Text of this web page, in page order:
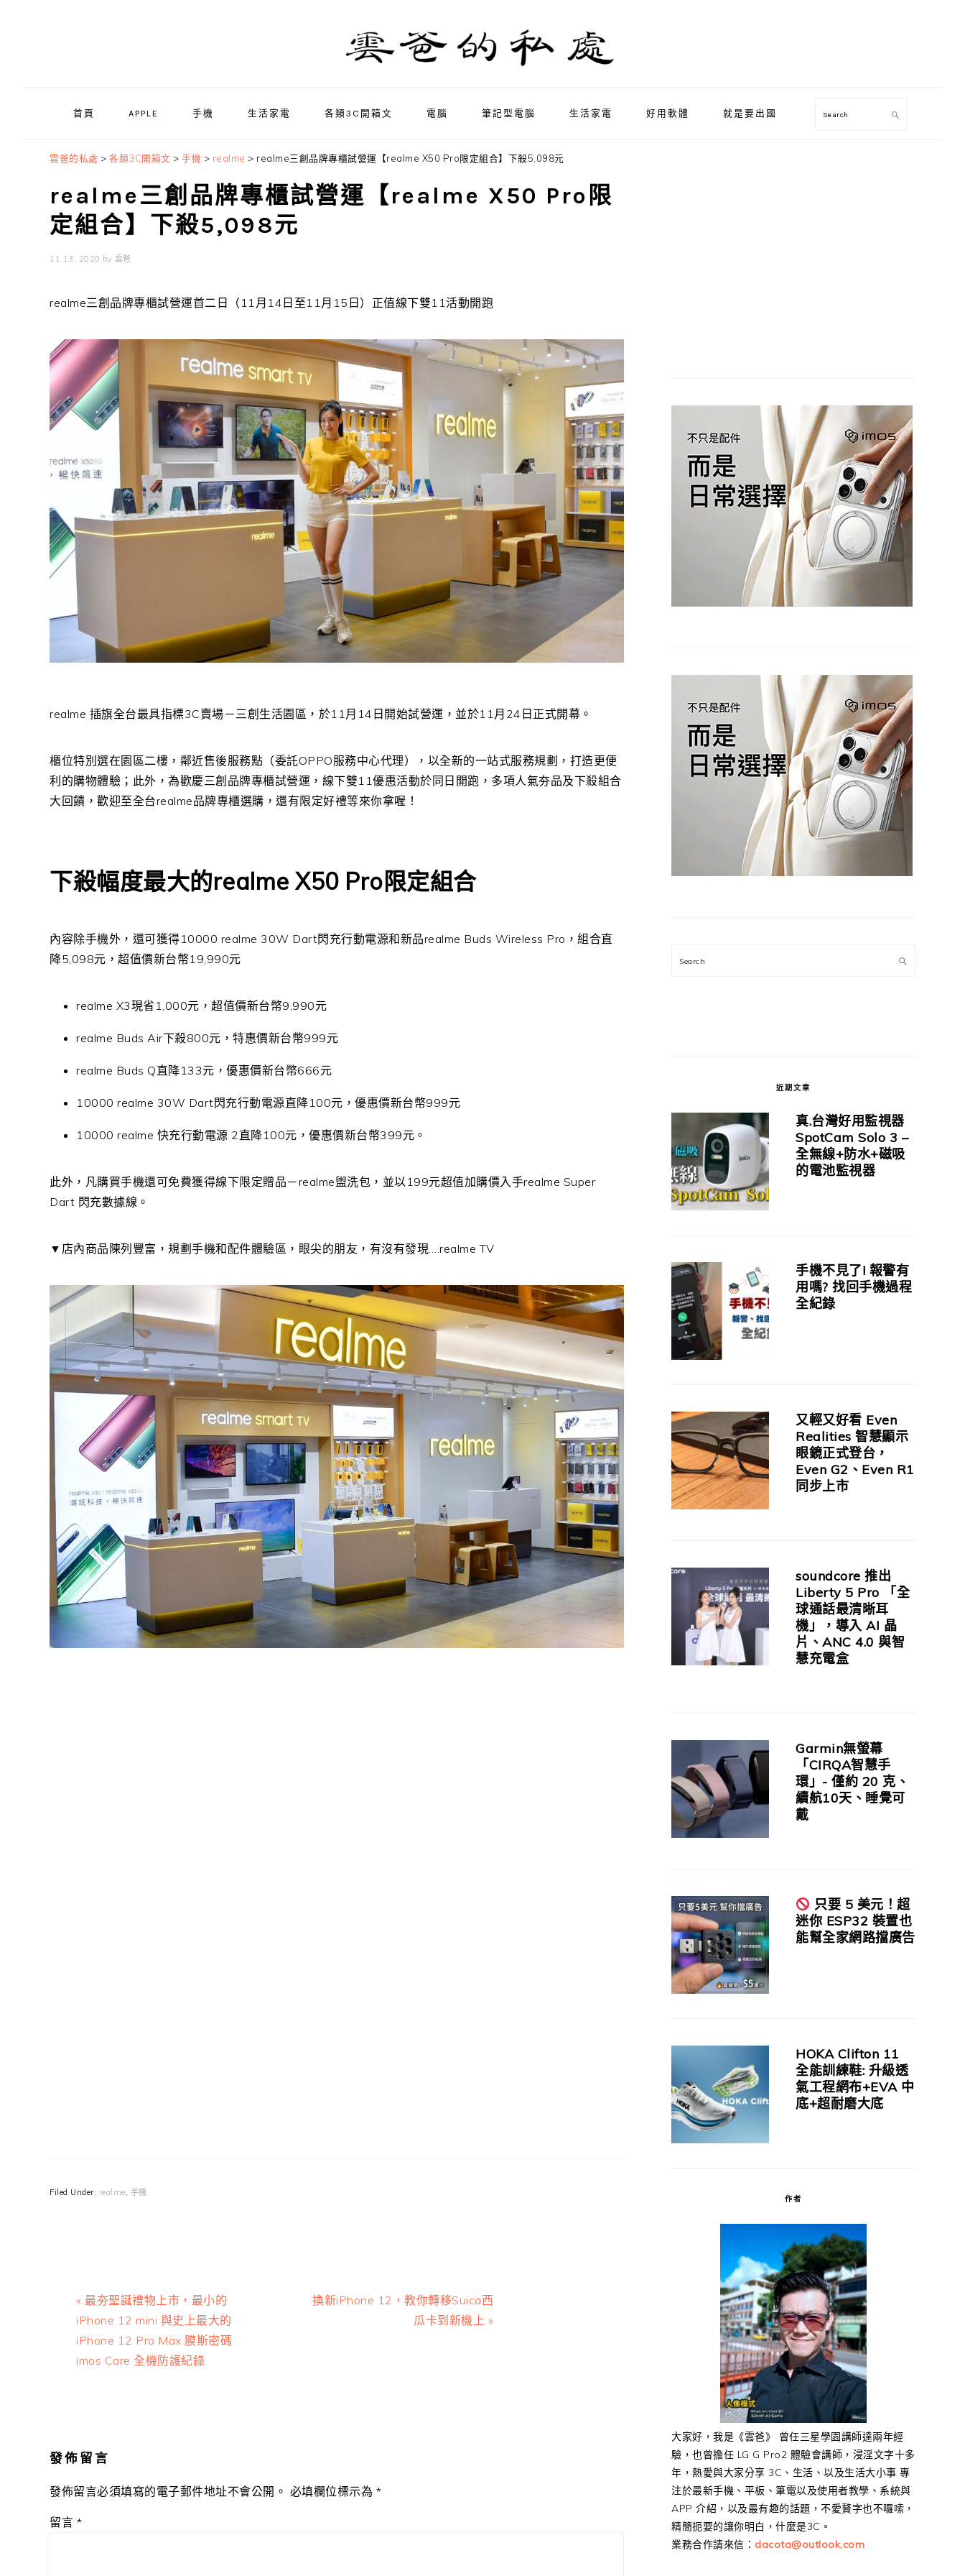
首頁 APPLE 手機 生活家電 各類3C開箱文 電腦 筆記型電腦 生活家電 好用軟體 就是要出國 Search
雲爸的私處 > 各類3C開箱文 > 手機 > realme > realme三創品牌專櫃試營運【realme X50 Pro限定組合】下殺5,098元
realme三創品牌專櫃試營運【realme X50 Pro限
定組合】下殺5,098元
11 13, 2020 by 雲爸
realme三創品牌專櫃試營運首二日（ 11月 14 日至11月 15 日）正值線下雙11活動開跑
realme 插旗全台最具指標3C賣場－三創生活園區，於11月 14 日開始試營運，並於11月 24 日正式開幕。
櫃位特別選在園區二樓，鄰近售後服務點（委託OPPO服務中心代理）， 以全新的一站式服務規劃，打造更便
利的購物體驗；此外，為歡慶三創品牌專櫃試營運，線下雙11優惠活動於同日開跑，多項人氣夯品及下殺組合
大回饋，歡迎至全台realme品牌專櫃選購，還有限定好禮等來你拿喔！
下殺幅度最大的realme X50 Pro限定組合
內容除手機外，還可獲得10000 realme 30W Dart閃充行動電源和新品realme Buds Wireless Pro ，組合直
降5,098元，超值價新台幣19,990元
realme X3現省 1,000元，超值價新台幣9,990元
realme Buds Air下殺800元，特惠價新台幣999元
realme Buds Q直降133元，優惠價新台幣666元
10000 realme 30W Dart閃充行動電源直降100元，優惠價新台幣999元
10000 realme 快充行動電源 2直降100元，優惠價新台幣399元。
此外，凡購買手機還可免費獲得線下限定贈品－realme盥洗包，並以199元超值加購價入手realme Super
Dart 閃充數據線。
▼店內商品陳列豐富，規劃手機和配件體驗區，眼尖的朋友，有沒有發現….realme TV
Filed Under: realme, 手機
Previous
Post:
« 最夯聖誕禮物上市，最小的
iPhone 12 mini 與史上最大的
iPhone 12 Pro Max 膜斯密碼
imos Care 全機防護紀錄
Next
換新iPhone 12，教你轉移Suica西
瓜卡到新機上 »
發佈留言
發佈留言必須填寫的電子郵件地址不會公開。 必填欄位標示為 *
留言 *
Search
近期文章
真.台灣好用監視器
SpotCam Solo 3 –
全無線+防水+磁吸
的電池監視器
手機不見了! 報警有
用嗎? 找回手機過程
全紀錄
又輕又好看 Even
Realities 智慧顯示
眼鏡正式登台，
Even G2、Even R1
同步上市
soundcore 推出
Liberty 5 Pro 「全
球通話最清晰耳
機」，導入 AI 晶
片、ANC 4.0 與智
慧充電盒
Garmin無螢幕
「CIRQA智慧手
環」- 僅約 20 克、
續航10天、睡覺可
戴
只要 5 美元！超
迷你 ESP32 裝置也
能幫全家網路擋廣告
HOKA Clifton 11
全能訓練鞋: 升級透
氣工程網布+EVA 中
底+超耐磨大底
作者
大家好，我是《雲爸》 曾任三星學園講師達兩年經
驗，也曾擔任 LG G Pro2 體驗會講師，浸淫文字十多
年，熱愛與大家分享 3C、生活、以及生活大小事 專
注於最新手機、平板、筆電以及使用者教學、系統與
APP 介紹，以及最有趣的話題，不愛贅字也不囉嗦，
精簡扼要的讓你明白，什麼是3C。
業務合作請來信： dacota@outlook.com